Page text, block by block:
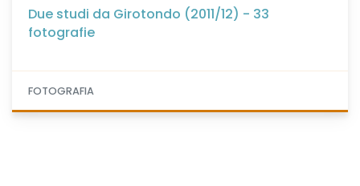
Due studi da Girotondo (2011/12) - 33
fotografie
FOTOGRAFIA